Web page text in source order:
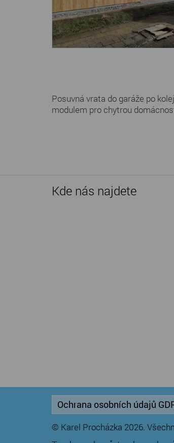
Posuvná vrata do garáže po
modulem pro chytrou
Kde nás najdete
Ochrana osobních údajů
© Karel Procházka 2026.